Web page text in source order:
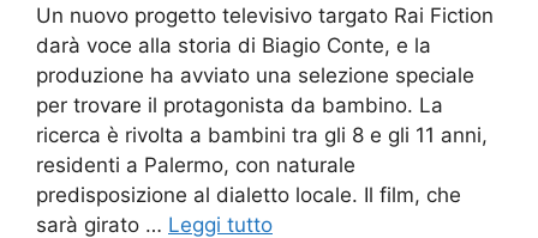
Un nuovo progetto televisivo targato Rai Fiction
darà voce alla storia di Biagio Conte, e la
produzione ha avviato una selezione speciale
per trovare il protagonista da bambino. La
ricerca è rivolta a bambini tra gli 8 e gli 11 anni,
residenti a Palermo, con naturale
predisposizione al dialetto locale. Il film, che
sarà girato … Leggi tutto